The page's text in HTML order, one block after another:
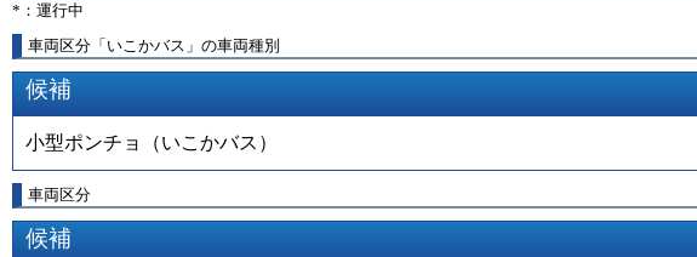
*：運行中
車両区分「いこかバス」の車両種別
候補
小型ポンチョ（いこかバス）
車両区分
候補